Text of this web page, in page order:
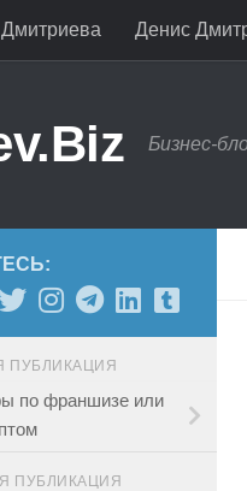
Денис
Бизнес-
ПУБЛИКАЦИЯ
по франшизе или
ПУБЛИКАЦИЯ